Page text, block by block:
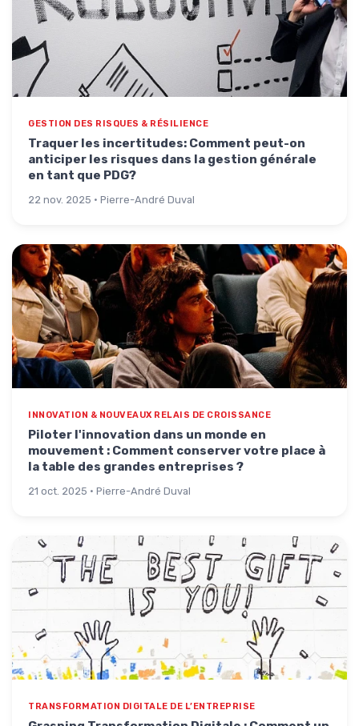
GESTION DES RISQUES & RÉSILIENCE
Traquer les incertitudes: Comment peut-on
anticiper les risques dans la gestion générale
en tant que PDG?
22 nov. 2025 · Pierre-André Duval
INNOVATION & NOUVEAUX RELAIS DE CROISSANCE
Piloter l'innovation dans un monde en
mouvement : Comment conserver votre place à
la table des grandes entreprises ?
21 oct. 2025 · Pierre-André Duval
TRANSFORMATION DIGITALE DE L’ENTREPRISE